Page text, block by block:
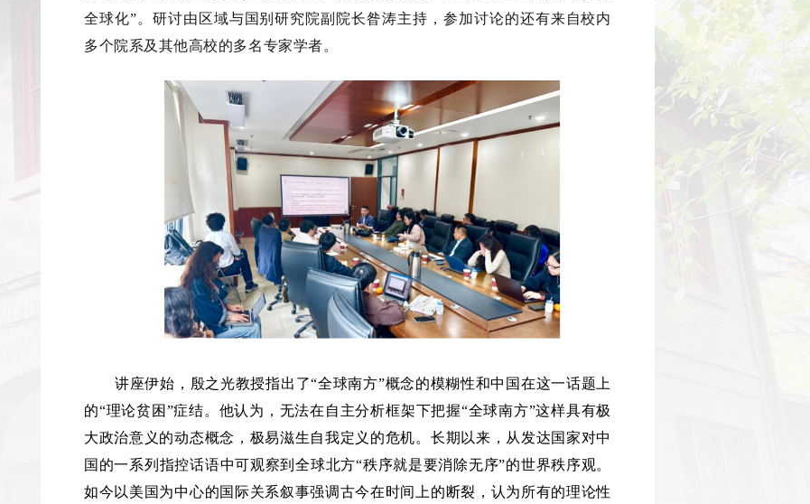
全球化”。研讨由 区域与国别研究院副院长昝涛主持，参加讨论的还有来自校内
多个院系及其他高校的多名专家学者。
讲座伊始，殷之光教授指出了“全球南方”概念的模糊性和中国在这一话题上
的“理论贫困”症结。他认为，无法在自主分析框架下把握“全球南方”这样具有极
大政治意义的动态概念，极易滋生自我定义的危机。长期以来，从发达国家对中
国的一系列指控话语中可观察到全球北方“秩序就是要消除无序”的世界秩序观。
如今以美国为中心的国际关系叙事强调古今在时间上的断裂，认为所有的理论性